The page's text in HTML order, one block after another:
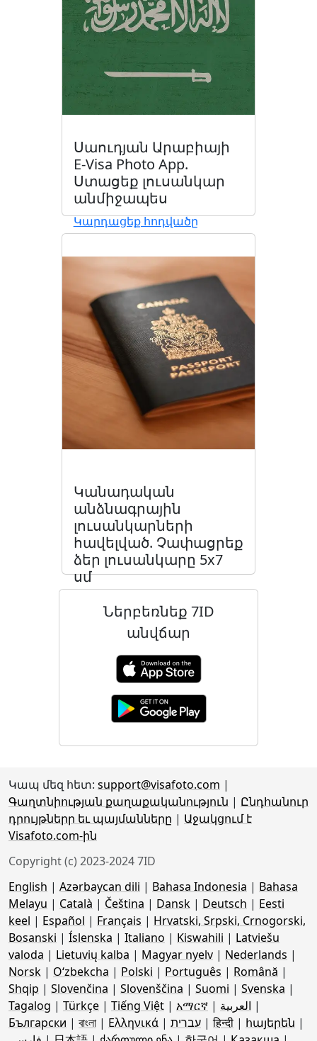
Սաուդյան Արաբիայի
E-Visa Photo App.
Ստացեք լուսանկար
անմիջապես
Կարդացեք հոդվածը
Կանադական
անձնագրային
լուսանկարների
հավելված. Չափացրեք
ձեր լուսանկարը 5x7
սմ
Ներբեռնեք 7ID
անվճար
Կապ մեզ հետ: support@visafoto.com |
Գաղտնիության քաղաքականություն | Ընդհանուր
դրույթներր եւ պայմանները | Աջակցում է
Visafoto.com-ին
Copyright (c) 2023-2024 7ID
English | Azərbaycan dili | Bahasa Indonesia | Bahasa
Melayu | Català | Čeština | Dansk | Deutsch | Eesti
keel | Español | Français | Hrvatski, Srpski, Crnogorski,
Bosanski | Íslenska | Italiano | Kiswahili | Latviešu
valoda | Lietuvių kalba | Magyar nyelv | Nederlands |
Norsk | Oʻzbekcha | Polski | Português | Română |
Shqip | Slovenčina | Slovenščina | Suomi | Svenska |
Tagalog | Türkçe | Tiếng Việt | አማርኛ | العربية |
Български | বাংলা | Ελληνικά | עברית |हिन्दी | հայերեն |